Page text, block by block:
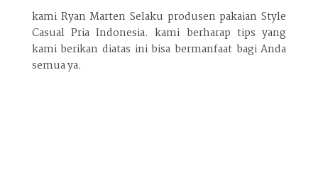
kami Ryan Marten Selaku produsen pakaian Style
Casual Pria Indonesia. kami berharap tips yang
kami berikan diatas ini bisa bermanfaat bagi Anda
semua ya.